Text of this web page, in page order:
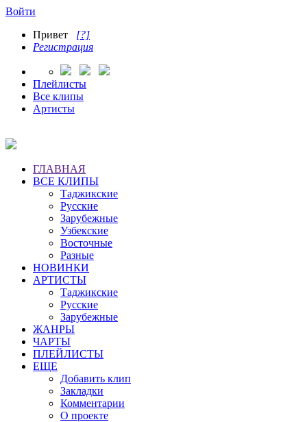
Войти
Привет [?]
Регистрация
Плейлисты
Все клипы
Артисты
ГЛАВНАЯ
ВСЕ КЛИПЫ
Таджикские
Русские
Зарубежные
Узбекские
Восточные
Разные
НОВИНКИ
АРТИСТЫ
Таджикские
Русские
Зарубежные
ЖАНРЫ
ЧАРТЫ
ПЛЕЙЛИСТЫ
ЕЩЕ
Добавить клип
Закладки
Комментарии
О проекте